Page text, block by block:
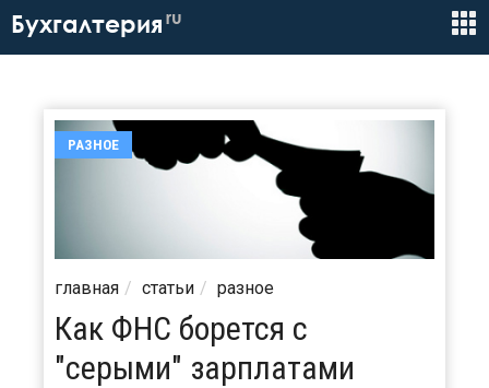
Бухгалтерия ru
РАЗНОЕ
главная статьи разное
Как ФНС борется с
"серыми" зарплатами